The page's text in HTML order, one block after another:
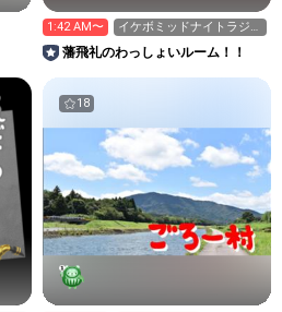
1:42 AM〜
イケボミッドナイトラジオ
📻M1ラストイヤーはじま
る
藩飛礼のわっしょいルーム！！
18